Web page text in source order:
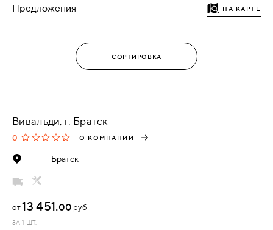
Предложения НА КАРТЕ
Вивальди, г. Братск
0 О КОМПАНИИ
Братск
от13 451.00 руб
ЗА 1 ШТ.